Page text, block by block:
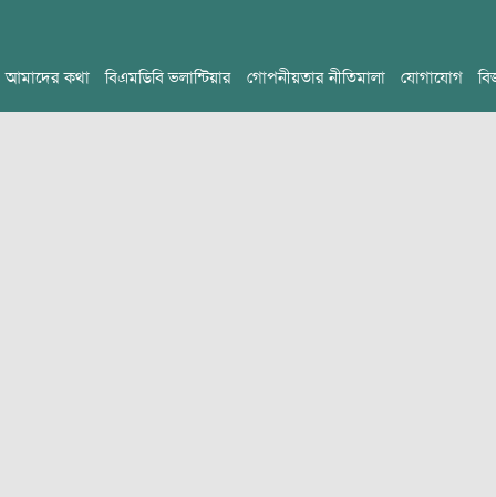
আমাদের কথা বিএমডিবি ভলান্টিয়ার গোপনীয়তার নীতিমালা যোগাযোগ